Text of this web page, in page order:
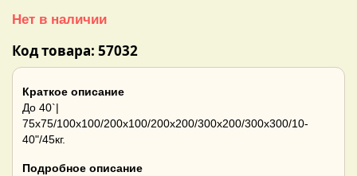
Нет в наличии
Код товара: 57032
Краткое описание
До 40`|
75x75/100x100/200x100/200x200/300x200/300x300/10-
40"/45кг.
Подробное описание